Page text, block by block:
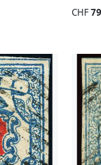
CHF